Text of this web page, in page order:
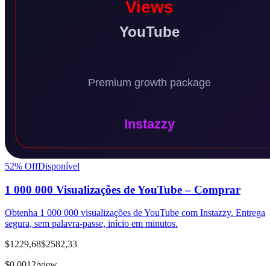
52% OffDisponível
1 000 000 Visualizações de YouTube – Comprar
Obtenha 1 000 000 visualizações de YouTube com Instazzy. Entrega
segura, sem palavra-passe, início em minutos.
$1229,68$2582,33